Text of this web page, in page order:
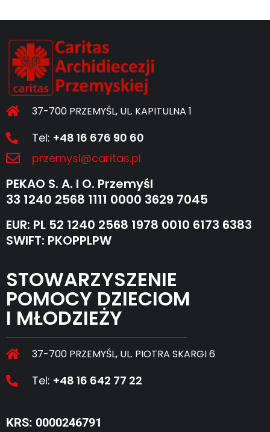
37-700 PRZEMYŚL, UL. KAPITULNA 1
Tel: +48 16 676 90 60
przemysl@caritas.pl
PEKAO S. A. I O. Przemyśl
33 1240 2568 1111 0000 3629 7045
EUR: PL 52 1240 2568 1978 0010 6173 6383
SWIFT: PKOPPLPW
STOWARZYSZENIE
POMOCY DZIECIOM
I MŁODZIEŻY
37-700 PRZEMYŚL, UL. PIOTRA SKARGI 6
Tel: +48 16 642 77 22
KRS: 0000246791